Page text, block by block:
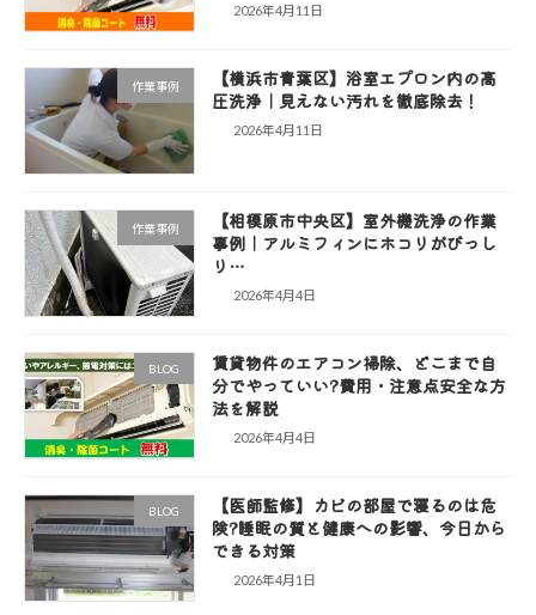
2026年4月11日
作業事例
【横浜市青葉区】浴室エプロン内の高
圧洗浄｜見えない汚れを徹底除去！
2026年4月11日
作業事例
【相模原市中央区】室外機洗浄の作業
事例｜アルミフィンにホコリがびっし
り…
2026年4月4日
BLOG
賃貸物件のエアコン掃除、どこまで自
分でやっていい?費用・注意点安全な方
法を解説
2026年4月4日
BLOG
【医師監修】カビの部屋で寝るのは危
険?睡眠の質と健康への影響、今日から
できる対策
2026年4月1日